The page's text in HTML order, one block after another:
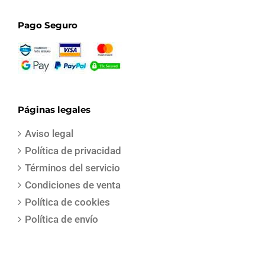
Pago Seguro
Páginas legales
Aviso legal
Política de privacidad
Términos del servicio
Condiciones de venta
Política de cookies
Política de envío